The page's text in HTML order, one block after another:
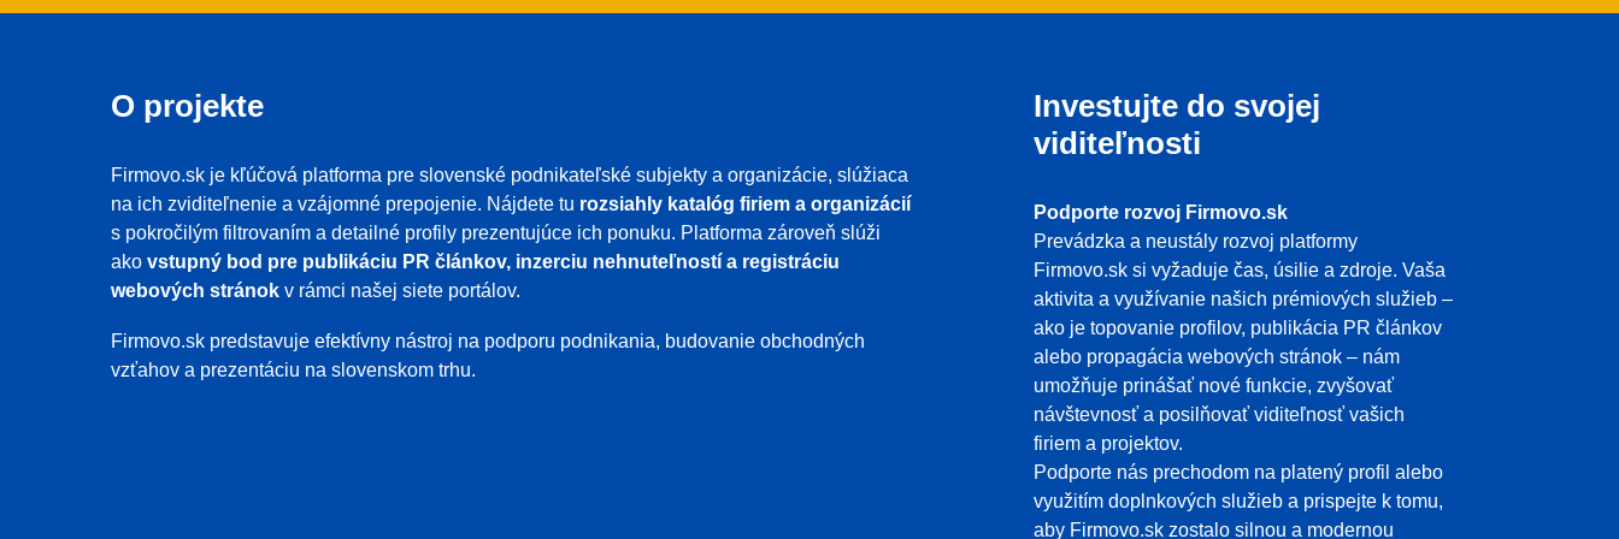
O projekte
Firmovo.sk je kľúčová platforma pre slovenské podnikateľské subjekty a organizácie, slúžiaca
na ich zviditeľnenie a vzájomné prepojenie. Nájdete tu rozsiahly katalóg firiem a organizácií
s pokročilým filtrovaním a detailné profily prezentujúce ich ponuku. Platforma zároveň slúži
ako vstupný bod pre publikáciu PR článkov, inzerciu nehnuteľností a registráciu
webových stránok v rámci našej siete portálov.
Firmovo.sk predstavuje efektívny nástroj na podporu podnikania, budovanie obchodných
vzťahov a prezentáciu na slovenskom trhu.
Investujte do svojej
viditeľnosti
Podporte rozvoj Firmovo.sk
Prevádzka a neustály rozvoj platformy
Firmovo.sk si vyžaduje čas, úsilie a zdroje. Vaša
aktivita a využívanie našich prémiových služieb –
ako je topovanie profilov, publikácia PR článkov
alebo propagácia webových stránok – nám
umožňuje prinášať nové funkcie, zvyšovať
návštevnosť a posilňovať viditeľnosť vašich
firiem a projektov.
Podporte nás prechodom na platený profil alebo
využitím doplnkových služieb a prispejte k tomu,
aby Firmovo.sk zostalo silnou a modernou